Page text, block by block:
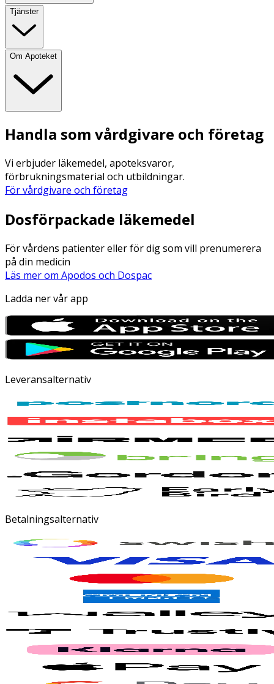
Tjänster
Om Apoteket
Handla som vårdgivare och företag
Vi erbjuder läkemedel, apoteksvaror,
förbrukningsmaterial och utbildningar.
För vårdgivare och företag
Dosförpackade läkemedel
För vårdens patienter eller för dig som vill prenumerera
på din medicin
Läs mer om Apodos och Dospac
Ladda ner vår app
Leveransalternativ
Betalningsalternativ